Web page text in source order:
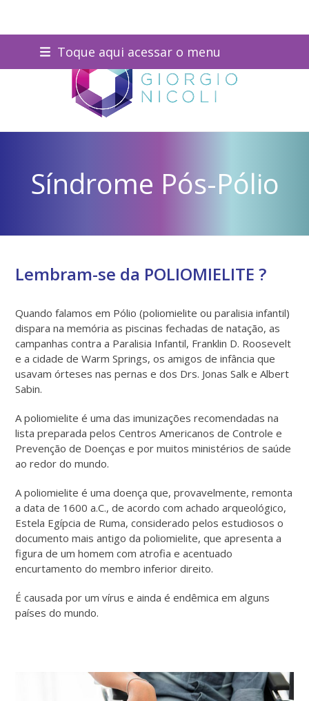
content
Toque aqui acessar o menu
Síndrome Pós-Pólio
Lembram-se da POLIOMIELITE ?
Quando falamos em Pólio (poliomielite ou paralisia infantil)
dispara na memória as piscinas fechadas de natação, as
campanhas contra a Paralisia Infantil, Franklin D. Roosevelt
e a cidade de Warm Springs, os amigos de infância que
usavam órteses nas pernas e dos Drs. Jonas Salk e Albert
Sabin.
A poliomielite é uma das imunizações recomendadas na
lista preparada pelos Centros Americanos de Controle e
Prevenção de Doenças e por muitos ministérios de saúde
ao redor do mundo.
A poliomielite é uma doença que, provavelmente, remonta
a data de 1600 a.C., de acordo com achado arqueológico,
Estela Egípcia de Ruma, considerado pelos estudiosos o
documento mais antigo da poliomielite, que apresenta a
figura de um homem com atrofia e acentuado
encurtamento do membro inferior direito.
É causada por um vírus e ainda é endêmica em alguns
países do mundo.